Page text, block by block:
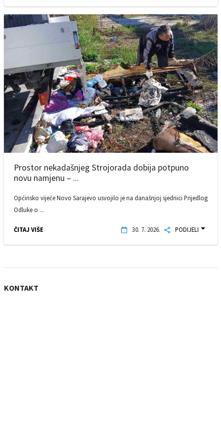
Prostor nekadašnjeg Strojorada dobija potpuno
novu namjenu – ...
Općinsko vijeće Novo Sarajevo usvojilo je na današnjoj sjednici Prijedlog
Odluke o ...
ČITAJ VIŠE 30. 7. 2026. PODIJELI
KONTAKT